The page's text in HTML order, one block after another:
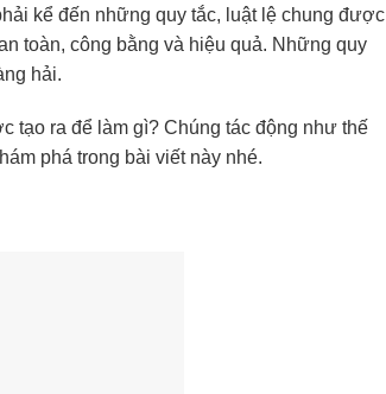
kể đến những quy tắc, luật lệ chung được
toàn, công bằng và hiệu quả. Những quy
hải.
tạo ra để làm gì? Chúng tác động như thế
phá trong bài viết này nhé.